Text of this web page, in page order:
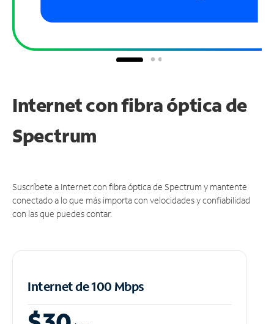
Internet con fibra óptica de
Spectrum
Suscríbete a Internet con fibra óptica de Spectrum y mantente
conectado a lo que más importa con velocidades y confiabilidad
con las que puedes contar.
Internet de 100 Mbps